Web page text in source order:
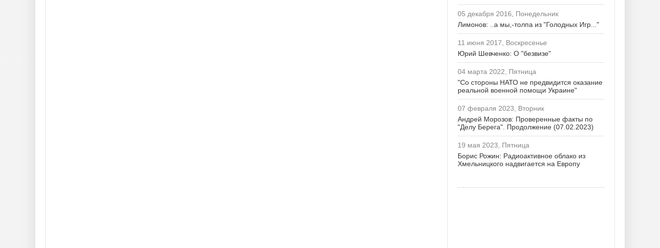
05 декабря 2016, Понедельник
Лимонов: ..а мы,-толпа из "Голодных Игр..."
11 июня 2017, Воскресенье
Юрий Шевченко: О "безвизе"
04 марта 2022, Пятница
"Со стороны НАТО не предвидится оказание
реальной военной помощи Украине"
07 февраля 2023, Вторник
Андрей Морозов: Проверенные факты по
"Делу Берега". Продолжение (07.02.2023)
19 мая 2023, Пятница
Борис Рожин: Радиоактивное облако из
Хмельницкого надвигается на Европу